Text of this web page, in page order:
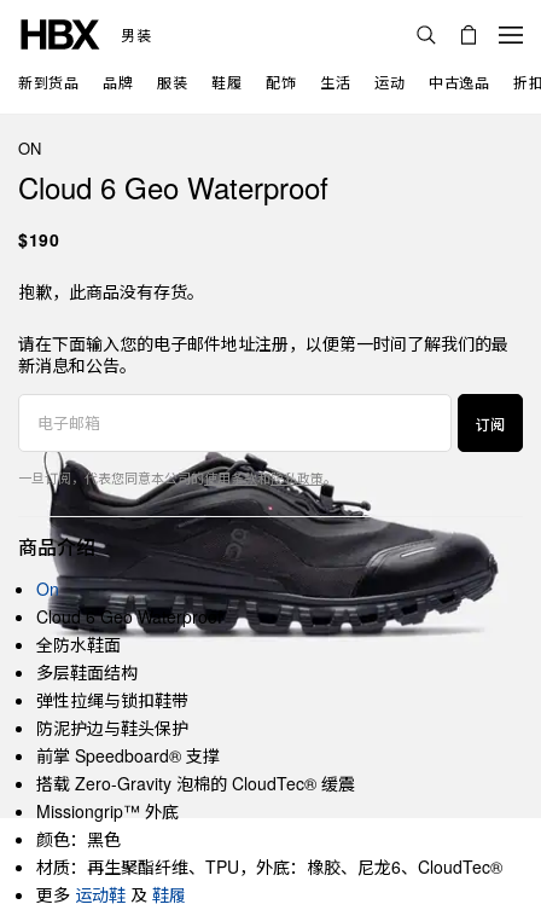
男装
新到货品 品牌 服装 鞋履 配饰 生活 运动 中古逸品 折
ON
Cloud 6 Geo Waterproof
$190
抱歉，此商品没有存货。
请在下面输入您的电子邮件地址注册，以便第一时间了解我们的最
新消息和公告。
订阅
一旦订阅，代表您同意本公司的使用条款和隐私政策。
商品介绍
On
Cloud 6 Geo Waterproof
全防水鞋面
多层鞋面结构
弹性拉绳与锁扣鞋带
防泥护边与鞋头保护
前掌 Speedboard® 支撑
搭载 Zero-Gravity 泡棉的 CloudTec® 缓震
Missiongrip™ 外底
颜色：黑色
材质：再生聚酯纤维、TPU，外底：橡胶、尼龙6、CloudTec®
更多 运动鞋 及 鞋履